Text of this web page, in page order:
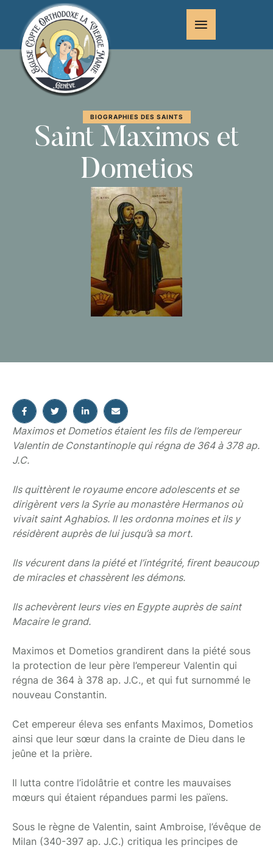
BIOGRAPHIES DES SAINTS
Saint Maximos et
Dometios
Maximos et Dometios étaient les fils de l’empereur
Valentin de Constantinople qui régna de 364 à 378 ap.
J.C.
Ils quittèrent le royaume encore adolescents et se
dirigèrent vers la Syrie au monastère Hermanos où
vivait saint Aghabios. Il les ordonna moines et ils y
résidèrent auprès de lui jusqu’à sa mort.
Ils vécurent dans la piété et l’intégrité, firent beaucoup
de miracles et chassèrent les démons.
Ils achevèrent leurs vies en Egypte auprès de saint
Macaire le grand.
Maximos et Dometios grandirent dans la piété sous
la protection de leur père l’empereur Valentin qui
régna de 364 à 378 ap. J.C., et qui fut surnommé le
nouveau Constantin.
Cet empereur éleva ses enfants Maximos, Dometios
ainsi que leur sœur dans la crainte de Dieu dans le
jeûne et la prière.
Il lutta contre l’idolâtrie et contre les mauvaises
mœurs qui étaient répandues parmi les païens.
Sous le règne de Valentin, saint Ambroise, l’évêque de
Milan (340-397 ap. J.C.) critiqua les principes de